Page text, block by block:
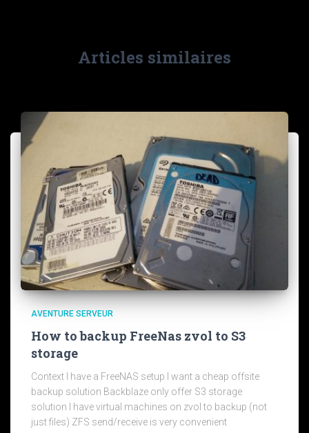
Articles similaires
AVENTURE SERVEUR
How to backup FreeNas zvol to S3
storage
Context I have a FreeNAS setup I want a cheap offsite
backup solution Backblaze only offer S3 storage
solution I have virtual machines on zvol to backup (not
just files) ZFS send/receive is very convenient